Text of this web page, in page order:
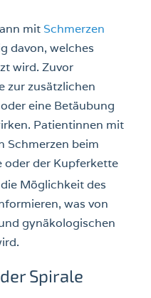
mit Schmerzen
davon, welches
wird. Zuvor
zur zusätzlichen
eine Betäubung
Patientinnen mit
Schmerzen beim
oder der Kupferkette
Möglichkeit des
was von
gynäkologischen
Spirale